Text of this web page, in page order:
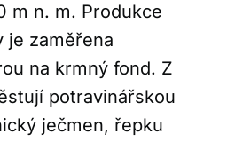
m n. m. Produkce
je zaměřena
na krmný fond. Z
potravinářskou
ječmen, řepku